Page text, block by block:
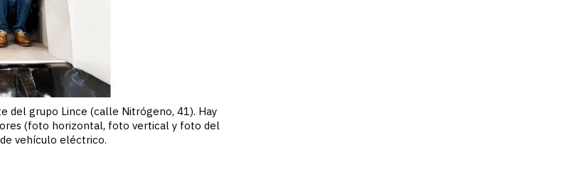
del grupo Lince (calle Nitrógeno, 41). Hay
(foto horizontal, foto vertical y foto del
vehículo eléctrico.